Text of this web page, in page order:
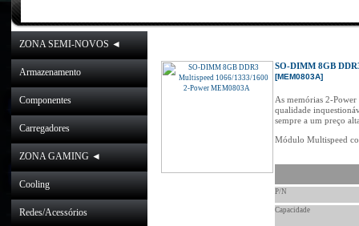
ZONA SEMI-NOVOS ◄
Armazenamento
Componentes
Carregadores
ZONA GAMING ◄
Cooling
Redes/Acessórios
SO-DIMM 8GB
[MEM0803A]
As memórias 2-
qualidade
sempre a um preço
Módulo Multispeed
P/N
Capacidade